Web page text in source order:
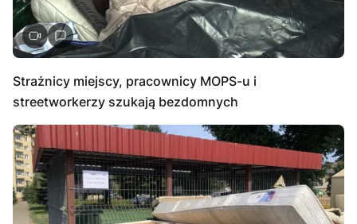
Strażnicy miejscy, pracownicy MOPS-u i
streetworkerzy szukają bezdomnych